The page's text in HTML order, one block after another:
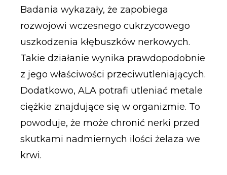
Badania wykazały, że zapobiega
rozwojowi wczesnego cukrzycowego
uszkodzenia kłębuszków nerkowych.
Takie działanie wynika prawdopodobnie
z jego właściwości przeciwutleniających.
Dodatkowo, ALA potrafi utleniać metale
ciężkie znajdujące się w organizmie. To
powoduje, że może chronić nerki przed
skutkami nadmiernych ilości żelaza we
krwi.